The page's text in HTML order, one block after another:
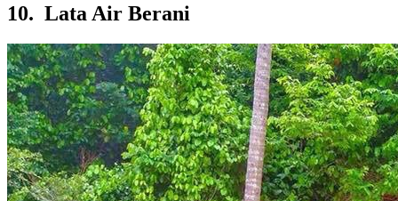
10. Lata Air Berani